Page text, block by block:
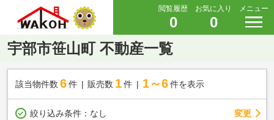
閲覧履歴
0
お気に入り
0
メニュー
宇部市笹山町 不動産一覧
該当物件数 6件 販売数 1 件 1～6 件を表示
絞り込み条件： なし 変更